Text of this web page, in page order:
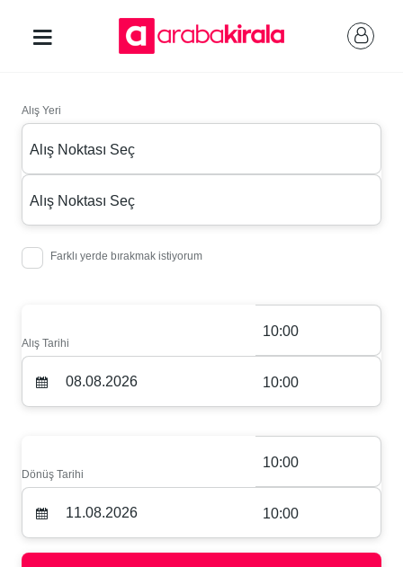
Alış Yeri
Alış Noktası Seç
Alış Noktası Seç
Farklı yerde bırakmak istiyorum
Alış Tarihi
10:00
10:00
Dönüş Tarihi
10:00
10:00